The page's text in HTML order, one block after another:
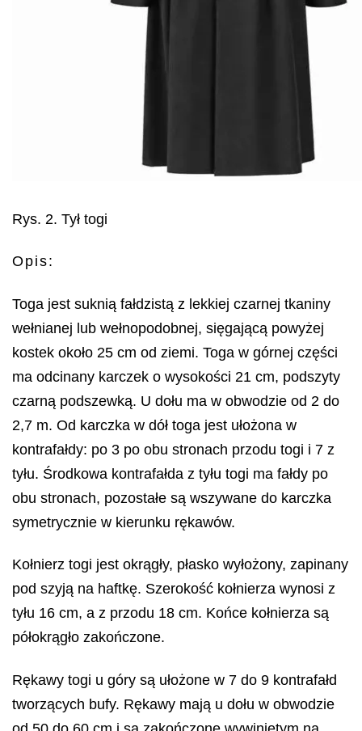
Rys. 2. Tył togi
Opis:
Toga jest suknią fałdzistą z lekkiej czarnej tkaniny
wełnianej lub wełnopodobnej, sięgającą powyżej
kostek około 25 cm od ziemi. Toga w górnej części
ma odcinany karczek o wysokości 21 cm, podszyty
czarną podszewką. U dołu ma w obwodzie od 2 do
2,7 m. Od karczka w dół toga jest ułożona w
kontrafałdy: po 3 po obu stronach przodu togi i 7 z
tyłu. Środkowa kontrafałda z tyłu togi ma fałdy po
obu stronach, pozostałe są wszywane do karczka
symetrycznie w kierunku rękawów.
Kołnierz togi jest okrągły, płasko wyłożony, zapinany
pod szyją na haftkę. Szerokość kołnierza wynosi z
tyłu 16 cm, a z przodu 18 cm. Końce kołnierza są
półokrągło zakończone.
Rękawy togi u góry są ułożone w 7 do 9 kontrafałd
tworzących bufy. Rękawy mają u dołu w obwodzie